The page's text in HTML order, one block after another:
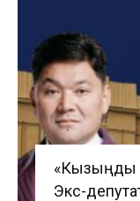
«Кызыңды
Экс-